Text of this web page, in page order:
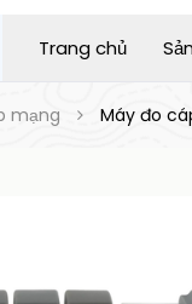
Trang chủ
mạng Máy đo